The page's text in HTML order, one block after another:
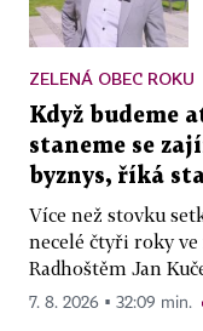
ZELENÁ OBEC ROKU
Když budeme
staneme se
byznys, říká
Více než stovku
necelé čtyři roky
Radhoštěm Jan
7. 8. 2026 ▪ 32:09 min.